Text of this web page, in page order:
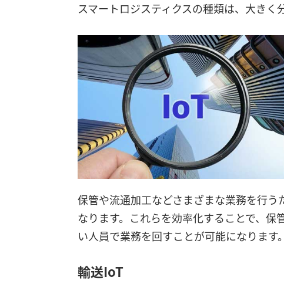
スマートロジスティクスの種類は、大きく
保管や流通加工などさまざまな業務を行
なります。これらを効率化することで、
い人員で業務を回すことが可能になります。
輸送IoT